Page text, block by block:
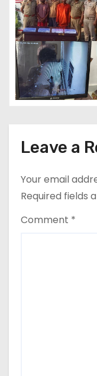
o
n
Leave a
Your email
Required fields
Comment *